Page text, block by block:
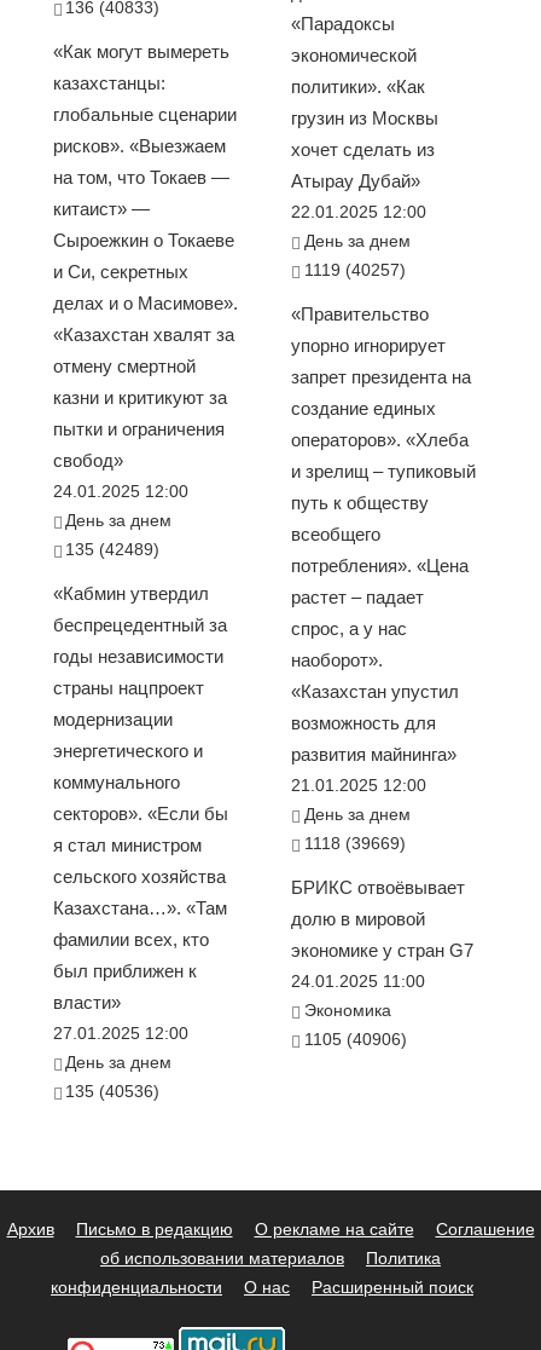
136 (40833)
«Как могут вымереть
казахстанцы:
глобальные сценарии
рисков». «Выезжаем
на том, что Токаев —
китаист» —
Сыроежкин о Токаеве
и Си, секретных
делах и о Масимове».
«Казахстан хвалят за
отмену смертной
казни и критикуют за
пытки и ограничения
свобод»
24.01.2025 12:00
День за днем
135 (42489)
«Кабмин утвердил
беспрецедентный за
годы независимости
страны нацпроект
модернизации
энергетического и
коммунального
секторов». «Если бы
я стал министром
сельского хозяйства
Казахстана…». «Там
фамилии всех, кто
был приближен к
власти»
27.01.2025 12:00
День за днем
135 (40536)
«Парадоксы
экономической
политики». «Как
грузин из Москвы
хочет сделать из
Атырау Дубай»
22.01.2025 12:00
День за днем
1119 (40257)
«Правительство
упорно игнорирует
запрет президента на
создание единых
операторов». «Хлеба
и зрелищ – тупиковый
путь к обществу
всеобщего
потребления». «Цена
растет – падает
спрос, а у нас
наоборот».
«Казахстан упустил
возможность для
развития майнинга»
21.01.2025 12:00
День за днем
1118 (39669)
БРИКС отвоёвывает
долю в мировой
экономике у стран G7
24.01.2025 11:00
Экономика
1105 (40906)
Архив Письмо в редакцию О рекламе на сайте
Соглашение
об использовании материалов
Политика
конфиденциальности
О нас Расширенный поиск